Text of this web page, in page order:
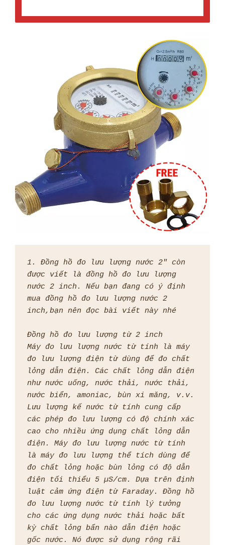
1. Đồng hồ đo lưu lượng nước 2" còn
được viết là đồng hồ đo lưu lượng
nước 2 inch. Nếu bạn đang có ý định
mua đồng hồ đo lưu lượng nước 2
inch,bạn nên đọc bài viết này nhé
Đồng hồ đo lưu lượng từ 2 inch
Máy đo lưu lượng nước từ tính là máy
đo lưu lượng điện từ dùng để đo chất
lỏng dẫn điện. Các chất lỏng dẫn điện
như nước uống, nước thải, nước thải,
nước biển, amoniac, bùn xi măng, v.v.
Lưu lượng kế nước từ tính cung cấp
các phép đo lưu lượng có độ chính xác
cao cho nhiều ứng dụng chất lỏng dẫn
điện. Máy đo lưu lượng nước từ tính
là máy đo lưu lượng thể tích dùng để
đo chất lỏng hoặc bùn lỏng có độ dẫn
điện tối thiểu 5 µS/cm. Dựa trên định
luật cảm ứng điện từ Faraday. Đồng hồ
đo lưu lượng nước từ tính lý tưởng
cho các ứng dụng nước thải hoặc bất
kỳ chất lỏng bẩn nào dẫn điện hoặc
gốc nước. Nó được sử dụng rộng rãi